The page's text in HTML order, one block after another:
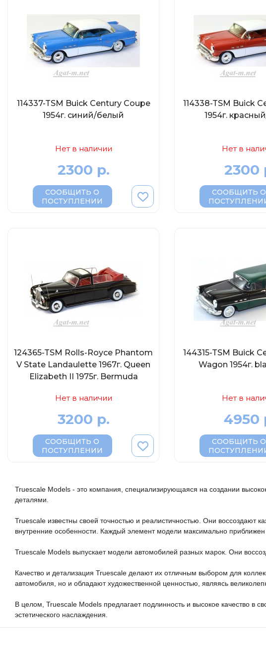
114337-TSM Buick Century Coupe
1954г. синий/белый
Нет в наличии
2300 р.
СООБЩИТЬ О
ПОСТУПЛЕНИИ
114338-TSM Buick
1954г.
Нет в
2300
СООБЩИТЬ О
124365-TSM Rolls-Royce Phantom
V State Landaulette 1967г. Queen
Elizabeth II 1975г. Bermuda
Нет в наличии
3200 р.
СООБЩИТЬ О
ПОСТУПЛЕНИИ
144315-TSM Buick
Wagon 1954г.
Нет в
4950
СООБЩИТЬ О
Truescale Models - это компания, специализирующаяся на создании
деталями.
Truescale известны своей точностью и реалистичностью. Они воссоздают
внутренние особенности. Каждый элемент модели максимально
Truescale Models выпускает модели автомобилей разных марок. Они
Качество и детализация Truescale делают их отличным выбором для
автомобиля, но и обладают художественной ценностью, являясь
В целом, Truescale Models предлагает подлинность и высокое качество
эстетического наслаждения.